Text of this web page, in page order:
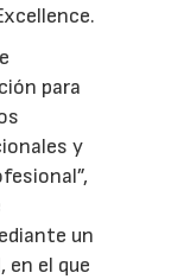
para
y
un
en el que